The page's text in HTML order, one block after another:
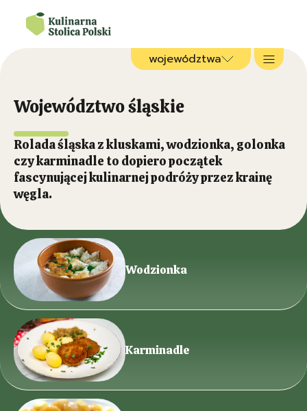
województwa
Województwo śląskie
Rolada śląska z kluskami, wodzionka, golonka
czy karminadle to dopiero początek
fascynującej kulinarnej podróży przez krainę
węgla.
Wodzionka
Karminadle